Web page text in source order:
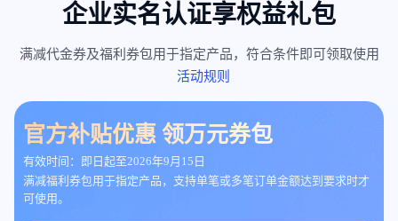
企业实名认证享权益礼包
满减代金券及福利券包用于指定产品，符合条件即可领取使用
活动规则
官方补贴优惠 领万元券包
满减福利券包用于指定产品，支持单笔或多笔订单金额达到要求时才
可使用。
有效时间：即日起至2026年9月15日